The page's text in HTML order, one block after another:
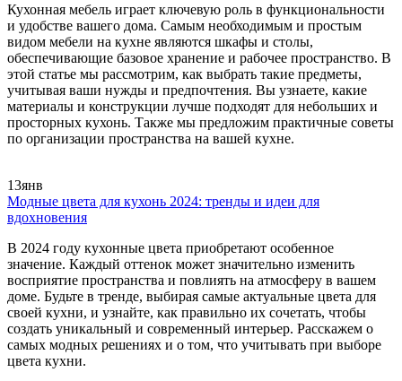
Кухонная мебель играет ключевую роль в функциональности
и удобстве вашего дома. Самым необходимым и простым
видом мебели на кухне являются шкафы и столы,
обеспечивающие базовое хранение и рабочее пространство. В
этой статье мы рассмотрим, как выбрать такие предметы,
учитывая ваши нужды и предпочтения. Вы узнаете, какие
материалы и конструкции лучше подходят для небольших и
просторных кухонь. Также мы предложим практичные советы
по организации пространства на вашей кухне.
13янв
Модные цвета для кухонь 2024: тренды и идеи для
вдохновения
В 2024 году кухонные цвета приобретают особенное
значение. Каждый оттенок может значительно изменить
восприятие пространства и повлиять на атмосферу в вашем
доме. Будьте в тренде, выбирая самые актуальные цвета для
своей кухни, и узнайте, как правильно их сочетать, чтобы
создать уникальный и современный интерьер. Расскажем о
самых модных решениях и о том, что учитывать при выборе
цвета кухни.